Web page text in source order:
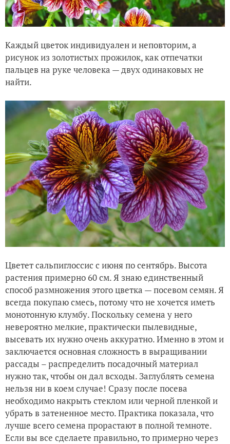
Каждый цветок индивидуален и неповторим, а
рисунок из золотистых прожилок, как отпечатки
пальцев на руке человека — двух одинаковых не
найти.
Цветет сальпиглоссис с июня по сентябрь. Высота
растения примерно 60 см. Я знаю единственный
способ размножения этого цветка — посевом семян. Я
всегда покупаю смесь, потому что не хочется иметь
монотонную клумбу. Поскольку семена у него
невероятно мелкие, практически пылевидные,
высевать их нужно очень аккуратно. Именно в этом и
заключается основная сложность в выращивании
рассады – распределить посадочный материал
нужно так, чтобы он дал всходы. Заглублять семена
нельзя ни в коем случае! Сразу после посева
необходимо накрыть стеклом или черной пленкой и
убрать в затененное место. Практика показала, что
лучше всего семена прорастают в полной темноте.
Если вы все сделаете правильно, то примерно через